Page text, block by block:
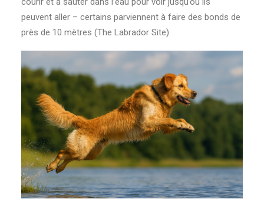
peuvent aller – certains parviennent à faire des bonds de
près de 10 mètres (The Labrador Site).